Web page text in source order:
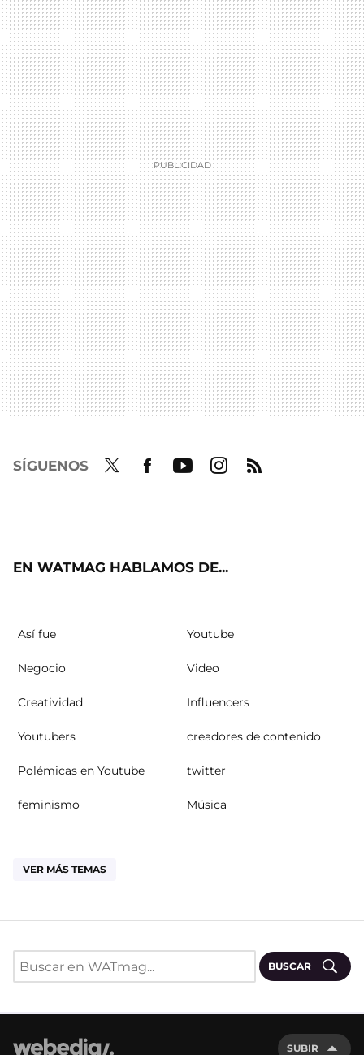
SÍGUENOS
EN WATMAG HABLAMOS DE...
Así fue Youtube
Negocio Video
Creatividad Influencers
Youtubers creadores de contenido
Polémicas en Youtube twitter
feminismo Música
VER MÁS TEMAS
BUSCAR
SUBIR